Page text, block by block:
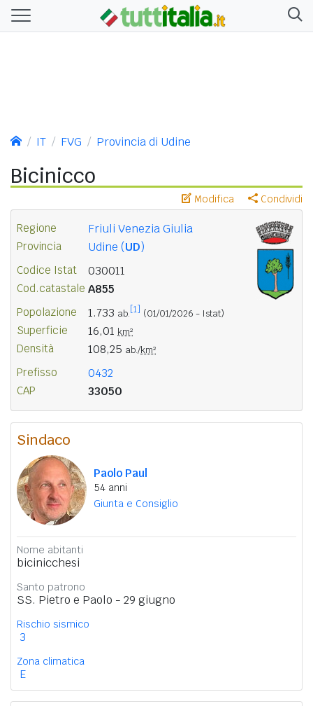
IT FVG Provincia di Udine
Bicinicco
Modifica Condividi
Regione Friuli Venezia Giulia
Provincia Udine (UD)
Codice Istat 030011
Cod.catastale A855
Popolazione 1.733 ab. [1] (01/01/2026 - Istat)
Superficie 16,01 km²
Densità 108,25 ab./km²
Prefisso 0432
CAP 33050
Sindaco
Paolo Paul
54 anni
Giunta e Consiglio
Nome abitanti
bicinicchesi
Santo patrono
SS. Pietro e Paolo - 29 giugno
Rischio sismico
3
Zona climatica
E